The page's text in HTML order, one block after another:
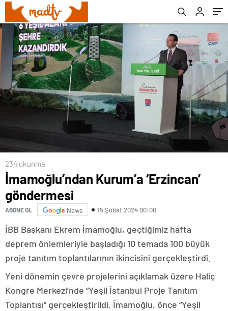
234 okunma
İmamoğlu’ndan Kurum’a ‘Erzincan’
göndermesi
ABONE OL News 15 Şubat 2024 00:00
İBB Başkanı Ekrem İmamoğlu, geçtiğimiz hafta
deprem önlemleriyle başladığı 10 temada 100 büyük
proje tanıtım toplantılarının ikincisini gerçekleştirdi.
Yeni dönemin çevre projelerini açıklamak üzere Haliç
Kongre Merkezi’nde “Yeşil İstanbul Proje Tanıtım
Toplantısı” gerçekleştirildi. İmamoğlu, önce “Yeşil